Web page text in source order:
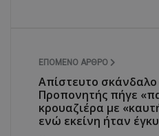
ΕΠΌΜΕΝΟ ΆΡΘΡΟ
Απίστευτο σκάνδαλο
Προπονητής πήγε
κρουαζιέρα με
ενώ εκείνη ήταν